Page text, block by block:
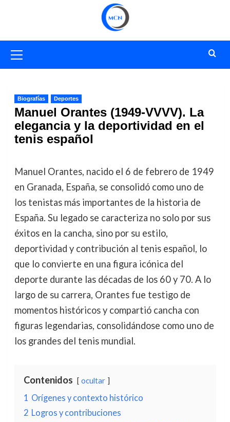
primario
Biografías Deportes
Manuel Orantes (1949-VVVV). La
elegancia y la deportividad en el
tenis español
Manuel Orantes, nacido el 6 de febrero de 1949
en Granada, España, se consolidó como uno de
los tenistas más importantes de la historia de
España. Su legado se caracteriza no solo por sus
éxitos en la cancha, sino por su estilo,
deportividad y contribución al tenis español, lo
que lo convierte en una figura icónica del
deporte durante las décadas de los 60 y 70. A lo
largo de su carrera, Orantes fue testigo de
momentos históricos y compartió cancha con
figuras legendarias, consolidándose como uno de
los grandes del tenis mundial.
Contenidos ocultar
1 Orígenes y contexto histórico
2 Logros y contribuciones